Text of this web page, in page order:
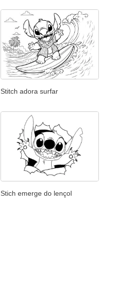
Stitch adora surfar
Stich emerge do lençol